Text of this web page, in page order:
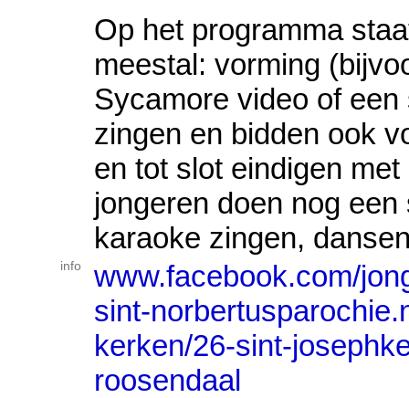
Op het programma
meestal: vorming
Sycamore video of
zingen en bidden ook
en tot slot eindigen
jongeren doen nog
karaoke zingen,
info
www.facebook.com/
sint-
kerken/26-sint-
roosendaal